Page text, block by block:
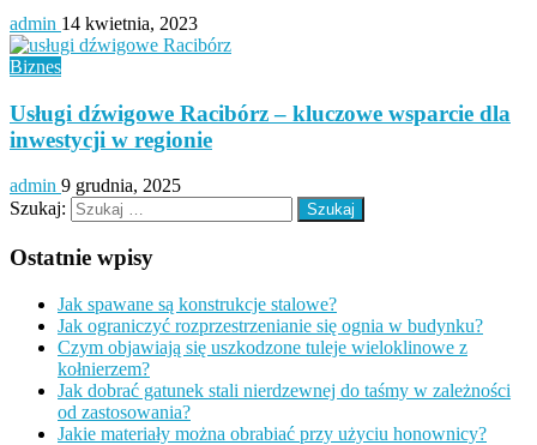
admin 14 kwietnia, 2023
Biznes
Usługi dźwigowe Racibórz – kluczowe wsparcie dla
inwestycji w regionie
admin 9 grudnia, 2025
Szukaj:
Ostatnie wpisy
Jak spawane są konstrukcje stalowe?
Jak ograniczyć rozprzestrzenianie się ognia w budynku?
Czym objawiają się uszkodzone tuleje wieloklinowe z
kołnierzem?
Jak dobrać gatunek stali nierdzewnej do taśmy w zależności
od zastosowania?
Jakie materiały można obrabiać przy użyciu honownicy?